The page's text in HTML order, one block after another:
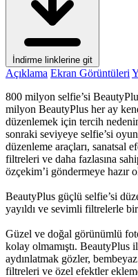
İndirme linklerine git
Açıklama Ekran Görüntüleri
800 milyon selfie’si
milyon BeautyPlus her ay
düzenlemek için tercih
sonraki seviyeye selfie’si
düzenleme araçları, sanatsal
filtreleri ve daha fazlasına
özçekim’i göndermeye hazır
BeautyPlus güçlü selfie’si
yayıldı ve sevimli filtrelerle
Güzel ve doğal görünümlü
kolay olmamıştı. BeautyPlus
aydınlatmak gözler,
filtreleri ve özel efektler